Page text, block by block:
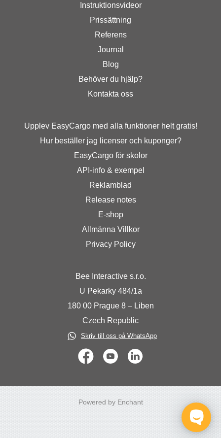
Instruktionsvideor
Prissättning
Referens
Journal
Blog
Behöver du hjälp?
Kontakta oss
Upplev EasyCargo med alla funktioner helt gratis!
Hur beställer jag licenser och kuponger?
EasyCargo för skolor
API-info & exempel
Reklamblad
Release notes
E-shop
Allmänna Villkor
Privacy Policy
Bee Interactive s.r.o.
U Pekarky 484/1a
180 00 Prague 8 – Liben
Czech Republic
Skriv till oss på WhatsApp
Powered by Enchant